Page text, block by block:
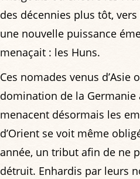
des décennies plus tôt, vers
une nouvelle puissance
menaçait : les Huns.
Ces nomades venus
domination de la Germanie
menacent désormais les
d’Orient se voit même
année, un tribut afin de ne
détruit. Enhardis par leurs